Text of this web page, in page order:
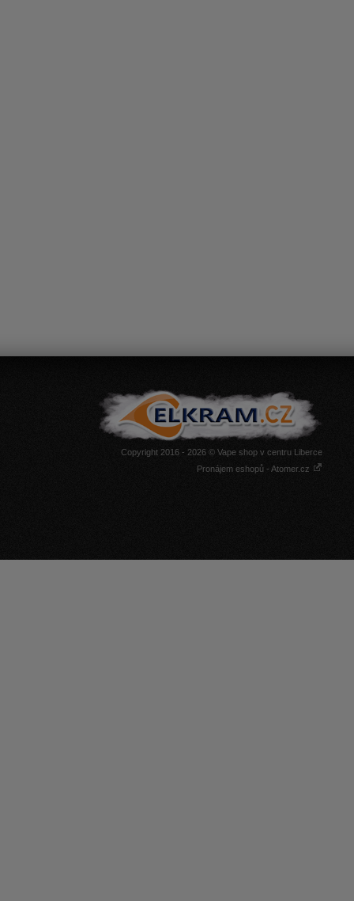
Copyright 2016 - 2026 © Vape shop v centru Liberce
Pronájem eshopů - Atomer.cz